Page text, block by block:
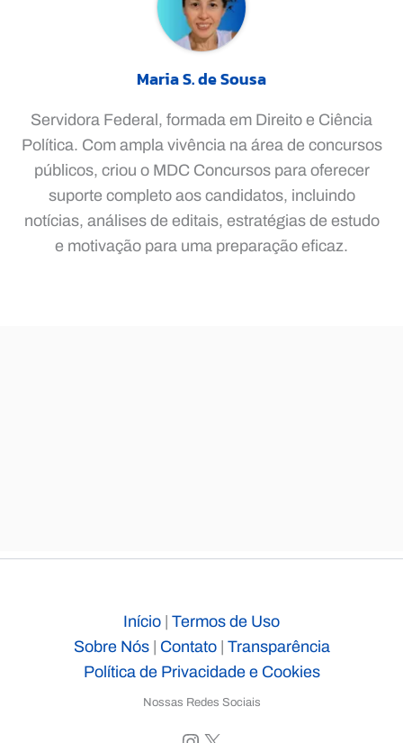
Maria S. de Sousa
Servidora Federal, formada em Direito e Ciência
Política. Com ampla vivência na área de concursos
públicos, criou o MDC Concursos para oferecer
suporte completo aos candidatos, incluindo
notícias, análises de editais, estratégias de estudo
e motivação para uma preparação eficaz.
Início | Termos de Uso
Sobre Nós| Contato| Transparência
Política de Privacidade e Cookies
Nossas Redes Sociais